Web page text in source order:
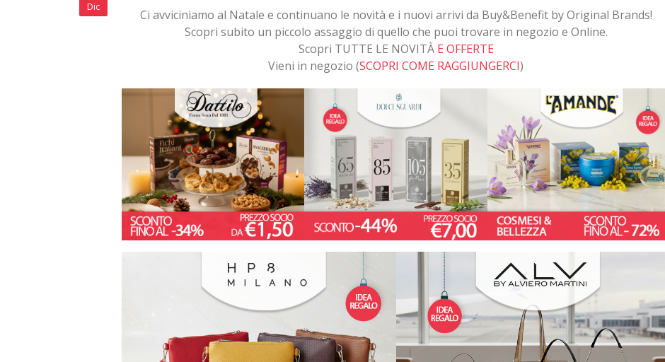
Dic
Ci avviciniamo al Natale e continuano le novità e i nuovi arrivi da Buy&Benefit by Original Brands!
Scopri subito un piccolo assaggio di quello che puoi trovare in negozio e Online.
Scopri TUTTE LE NOVITÀ E OFFERTE
Vieni in negozio (SCOPRI COME RAGGIUNGERCI)